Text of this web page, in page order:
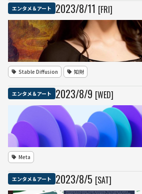
エンタメ＆アート 2023/8/11 [FRI]
Stable Diffusion 知財
エンタメ＆アート 2023/8/9 [WED]
Meta
エンタメ＆アート 2023/8/5 [SAT]